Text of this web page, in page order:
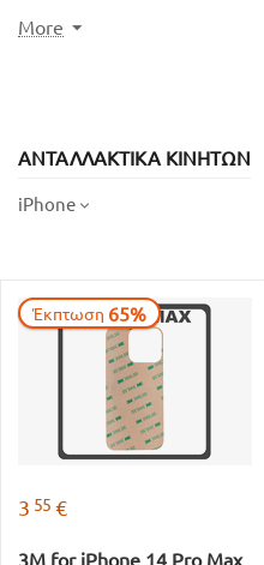
More
ΑΝΤΑΛΛΑΚΤΙΚΑ ΚΙΝΗΤΩΝ
iPhone
Έκπτωση 65%
3 55 €
3M for iPhone 14 Pro Max